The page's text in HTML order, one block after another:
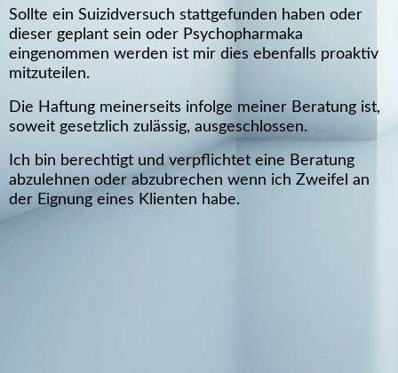
Sollte ein Suizidversuch stattgefunden haben oder
dieser geplant sein oder Psychopharmaka
eingenommen werden ist mir dies ebenfalls proaktiv
mitzuteilen.
Die Haftung meinerseits infolge meiner Beratung ist,
soweit gesetzlich zulässig, ausgeschlossen.
Ich bin berechtigt und verpflichtet eine Beratung
abzulehnen oder abzubrechen wenn ich Zweifel an
der Eignung eines Klienten habe.